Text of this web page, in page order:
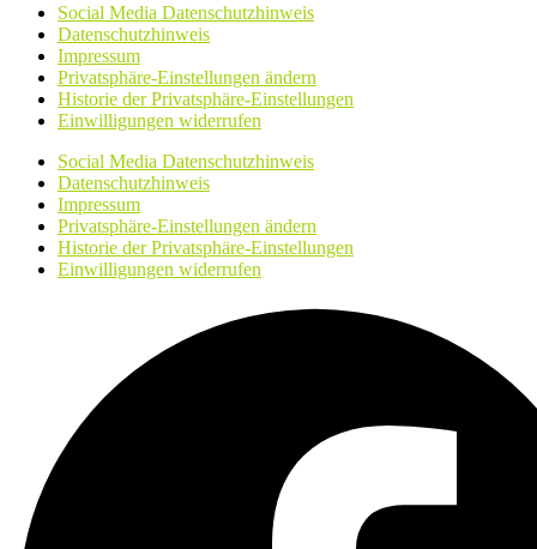
Social Media Datenschutzhinweis
Datenschutzhinweis
Impressum
Privatsphäre-Einstellungen ändern
Historie der Privatsphäre-Einstellungen
Einwilligungen widerrufen
Social Media Datenschutzhinweis
Datenschutzhinweis
Impressum
Privatsphäre-Einstellungen ändern
Historie der Privatsphäre-Einstellungen
Einwilligungen widerrufen